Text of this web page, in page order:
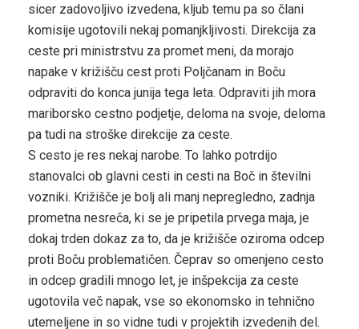
sicer zadovoljivo izvedena, kljub temu pa so člani
komisije ugotovili nekaj pomanjkljivosti. Direkcija za
ceste pri ministrstvu za promet meni, da morajo
napake v križišču cest proti Poljčanam in Boču
odpraviti do konca junija tega leta. Odpraviti jih mora
mariborsko cestno podjetje, deloma na svoje, deloma
pa tudi na stroške direkcije za ceste.
S cesto je res nekaj narobe. To lahko potrdijo
stanovalci ob glavni cesti in cesti na Boč in številni
vozniki. Križišče je bolj ali manj nepregledno, zadnja
prometna nesreča, ki se je pripetila prvega maja, je
dokaj trden dokaz za to, da je križišče oziroma odcep
proti Boču problematičen. Čeprav so omenjeno cesto
in odcep gradili mnogo let, je inšpekcija za ceste
ugotovila več napak, vse so ekonomsko in tehnično
utemeljene in so vidne tudi v projektih izvedenih del.